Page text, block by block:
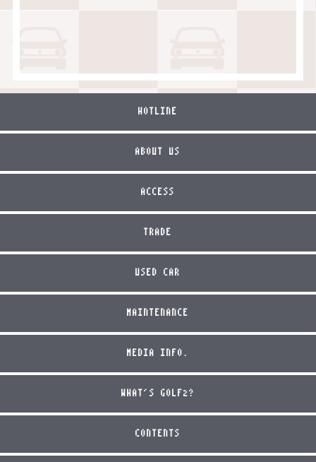
HOTLINE
ABOUT US
ACCESS
TRADE
USED CAR
MAINTENANCE
MEDIA INFO.
WHAT'S GOLF2?
CONTENTS